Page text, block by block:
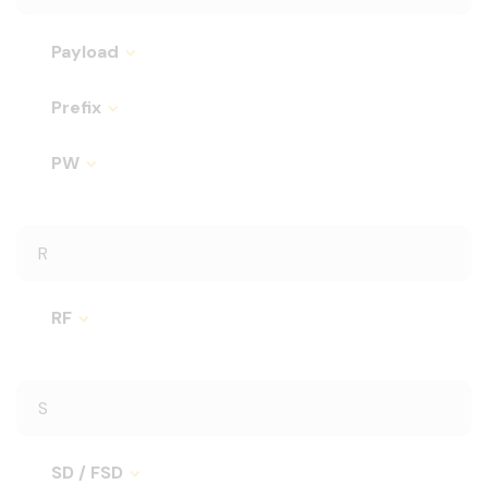
Payload
Prefix
PW
R
RF
S
SD / FSD